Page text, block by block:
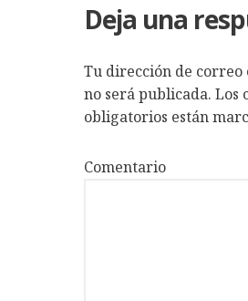
Deja una
Tu dirección de
no será publicada. Los
obligatorios están
Comentario